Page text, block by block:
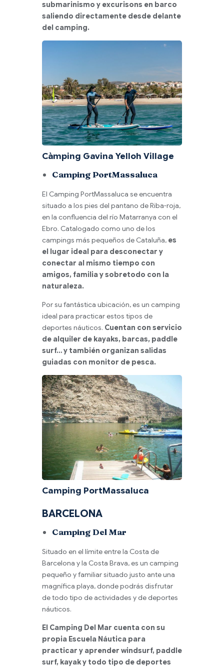
submarinismo y excurisons en barco
saliendo directamente desde delante
del camping.
Càmping Gavina Yelloh Village
Camping PortMassaluca
El Camping PortMassaluca se encuentra
situado a los pies del pantano de Riba-roja,
en la confluencia del río Matarranya con el
Ebro. Catalogado como uno de los
campings más pequeños de Cataluña, es
el lugar ideal para desconectar y
conectar al mismo tiempo con
amigos, familia y sobretodo con la
naturaleza.
Por su fantástica ubicación, es un camping
ideal para practicar estos tipos de
deportes náuticos. Cuentan con servicio
de alquiler de kayaks, barcas, paddle
surf… y también organizan salidas
guiadas con monitor de pesca.
Camping PortMassaluca
BARCELONA
Camping Del Mar
Situado en el límite entre la Costa de
Barcelona y la Costa Brava, es un camping
pequeño y familiar situado justo ante una
magnífica playa, donde podrás disfrutar
de todo tipo de actividades y de deportes
náuticos.
El Camping Del Mar cuenta con su
propia Escuela Náutica para
practicar y aprender windsurf, paddle
surf, kayak y todo tipo de deportes